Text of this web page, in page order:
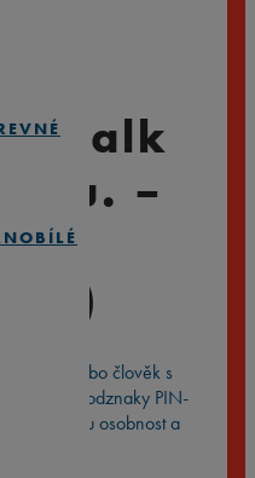
I Talk
–
umění nebo člověk s
odznaky PIN-
vyjádřit svou osobnost a